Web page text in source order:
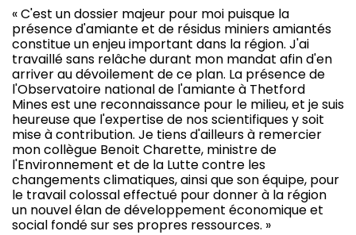
« C'est un dossier majeur pour moi puisque la
présence d'amiante et de résidus miniers amiantés
constitue un enjeu important dans la région. J'ai
travaillé sans relâche durant mon mandat afin d'en
arriver au dévoilement de ce plan. La présence de
l'Observatoire national de l'amiante à Thetford
Mines est une reconnaissance pour le milieu, et je suis
heureuse que l'expertise de nos scientifiques y soit
mise à contribution. Je tiens d'ailleurs à remercier
mon collègue Benoit Charette, ministre de
l'Environnement et de la Lutte contre les
changements climatiques, ainsi que son équipe, pour
le travail colossal effectué pour donner à la région
un nouvel élan de développement économique et
social fondé sur ses propres ressources. »